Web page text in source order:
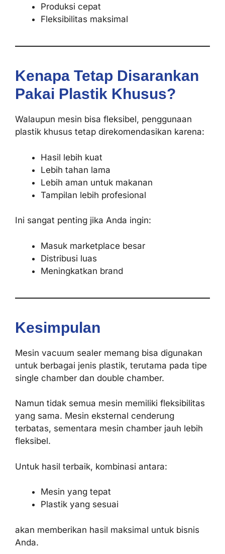
Produksi cepat
Fleksibilitas maksimal
Kenapa Tetap Disarankan
Pakai Plastik Khusus?
Walaupun mesin bisa fleksibel, penggunaan
plastik khusus tetap direkomendasikan karena:
Hasil lebih kuat
Lebih tahan lama
Lebih aman untuk makanan
Tampilan lebih profesional
Ini sangat penting jika Anda ingin:
Masuk marketplace besar
Distribusi luas
Meningkatkan brand
Kesimpulan
Mesin vacuum sealer memang bisa digunakan
untuk berbagai jenis plastik, terutama pada tipe
single chamber dan double chamber.
Namun tidak semua mesin memiliki fleksibilitas
yang sama. Mesin eksternal cenderung
terbatas, sementara mesin chamber jauh lebih
fleksibel.
Untuk hasil terbaik, kombinasi antara:
Mesin yang tepat
Plastik yang sesuai
akan memberikan hasil maksimal untuk bisnis
Anda.